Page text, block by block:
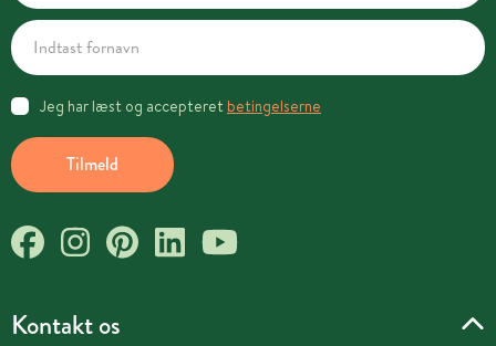
Kontakt os
Tilmeld
Jeg har læst og accepteret betingelserne